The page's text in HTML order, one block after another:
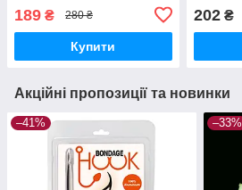
189 ₴ 280 ₴
Купити
202₴
Акційні пропозиції та новинки
–41% –33%